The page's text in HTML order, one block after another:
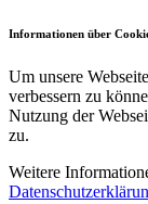
Informationen über
Um unsere
verbessern zu
Nutzung der
zu.
Weitere